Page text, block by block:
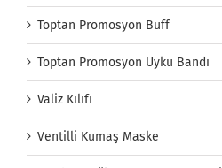
Toptan Promosyon Buff
Toptan Promosyon Uyku Bandı
Valiz Kılıfı
Ventilli Kumaş Maske